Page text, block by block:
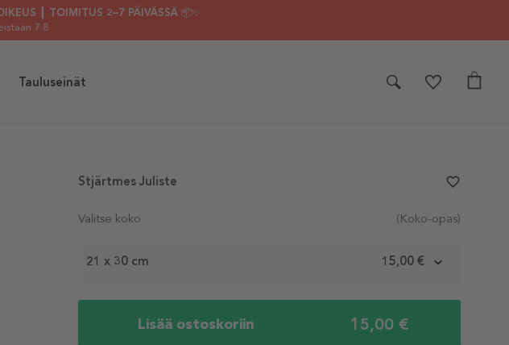
┃ TOIMITUS 2–7 PÄIVÄSSÄ 📦✨
7.8.
Tauluseinät
Valitse koko (Koko-opas)
21 x 30 cm 15,00 €
Lisää ostoskoriin 15,00 €
Stjärtmes Juliste favorite_border